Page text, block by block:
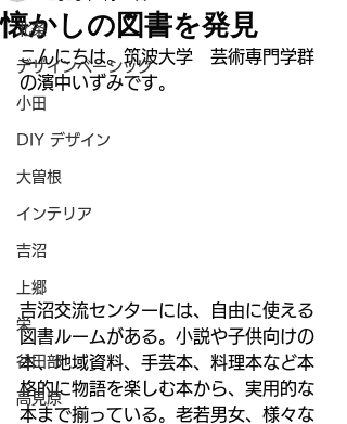
北条
デザインベーシック
小田
DIY デザイン
大曽根
インテリア
吉沼
上郷
栄
谷田部
高見原
懐かしの図書を発見
こんにちは。筑波大学　芸術専門学群
の濱中いずみです。
吉沼交流センターには、自由に使える
図書ルームがある。小説や子供向けの
本、地域資料、手芸本、料理本など本
格的に物語を楽しむ本から、実用的な
本まで揃っている。老若男女、様々な